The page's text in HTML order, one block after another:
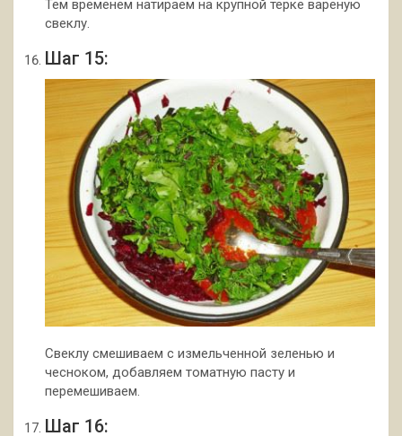
Тем временем натираем на крупной терке вареную
свеклу.
Шаг 15:
Свеклу смешиваем с измельченной зеленью и
чесноком, добавляем томатную пасту и
перемешиваем.
Шаг 16: